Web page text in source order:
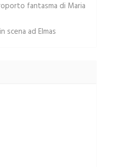
fantasma di Maria
scena ad Elmas